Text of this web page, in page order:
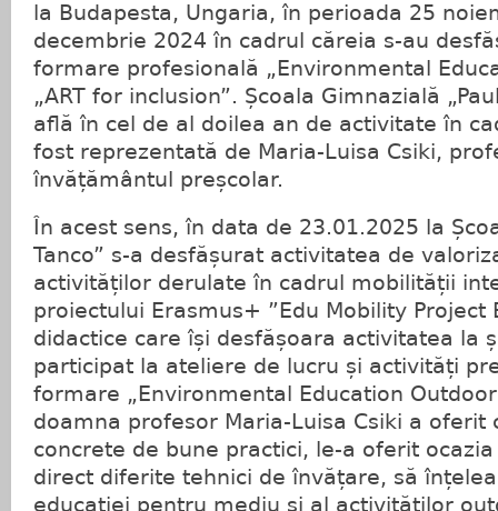
la Budapesta, Ungaria, în perioada 25
decembrie 2024 în cadrul căreia s-au
formare profesională „Environmental
„ART for inclusion”. Școala Gimnazială
află în cel de al doilea an de activitate în
fost reprezentată de Maria-Luisa Csiki,
învățământul preșcolar.
În acest sens, în data de 23.01.2025 la
Tanco” s-a desfășurat activitatea de
activităților derulate în cadrul mobilității
proiectului Erasmus+ ”Edu Mobility Project
didactice care își desfășoara activitatea la
participat la ateliere de lucru și activități
formare „Environmental Education
doamna profesor Maria-Luisa Csiki a oferit
concrete de bune practici, le-a oferit
direct diferite tehnici de învățare, să
educației pentru mediu și al activităților